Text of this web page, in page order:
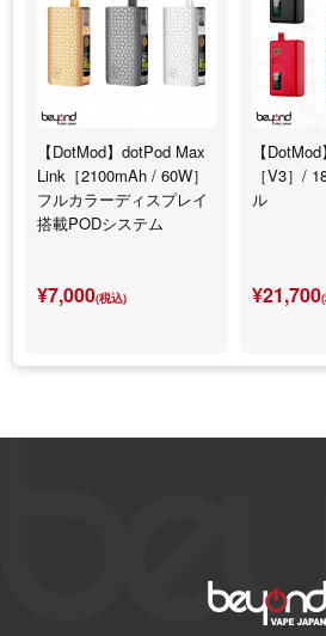
【DotMod】dotPod Max
Link［2100mAh / 60W］
フルカラーディスプレイ
搭載PODシステム
¥7,000(税込)
【
［V3］/
ル
¥21,700